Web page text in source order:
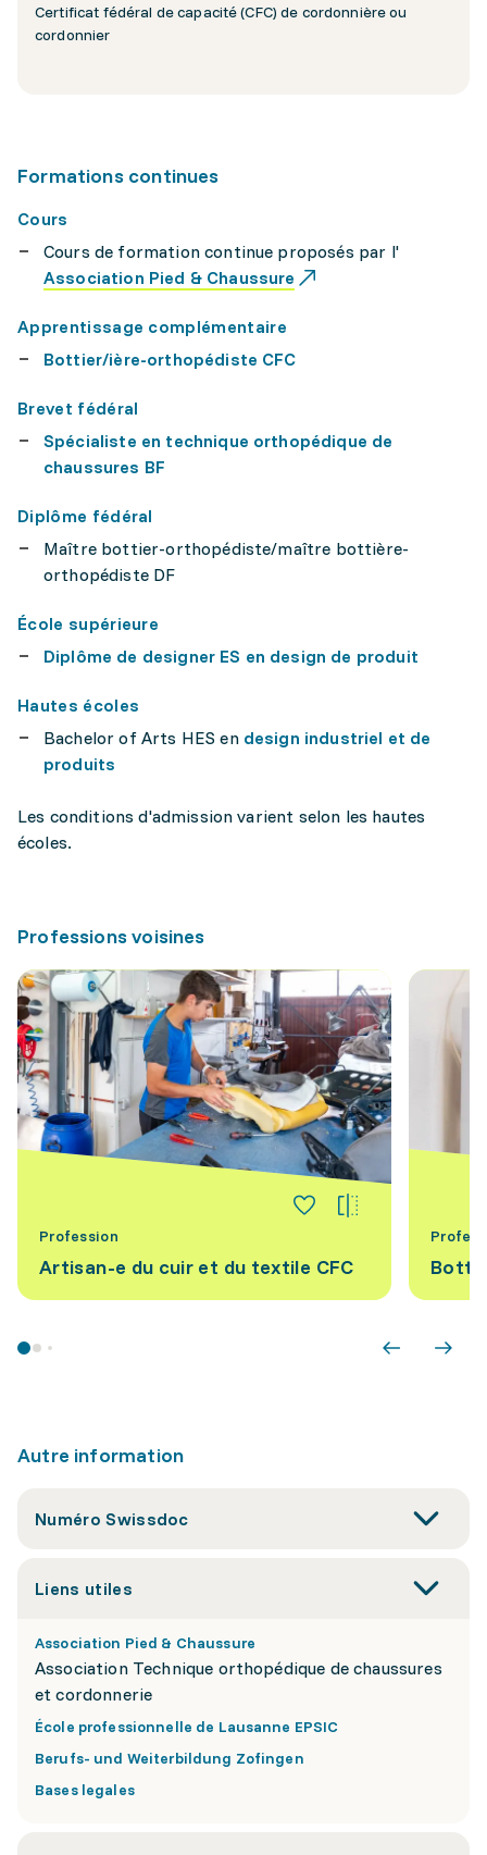
Certificat fédéral de capacité (CFC) de cordonnière ou
cordonnier
Formations continues
Cours
Cours de formation continue proposés par l'
Association Pied & Chaussure
Apprentissage complémentaire
Bottier/ière-orthopédiste CFC
Brevet fédéral
Spécialiste en technique orthopédique de
chaussures BF
Diplôme fédéral
Maître bottier-orthopédiste/maître bottière-
orthopédiste DF
École supérieure
Diplôme de designer ES en design de produit
Hautes écoles
Bachelor of Arts HES en design industriel et de
produits
Les conditions d'admission varient selon les hautes
écoles.
Professions voisines
Profession
Artisan-e du cuir et du textile CFC
Autre information
Numéro Swissdoc
Liens utiles
Association Pied & Chaussure
Association Technique orthopédique de chaussures
et cordonnerie
École professionnelle de Lausanne EPSIC
Berufs- und Weiterbildung Zofingen
Bases legales